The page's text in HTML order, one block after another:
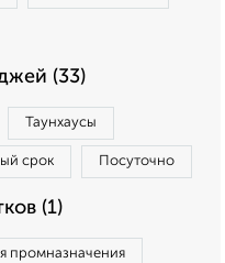
(33)
Таунхаусы
срок Посуточно
(1)
промназначения